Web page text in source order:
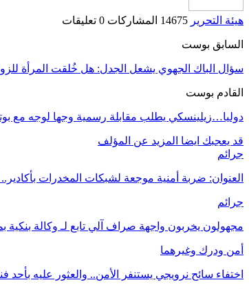
هيئة التحرير 14675 المشاركات 0 تعليقات
السابق بوست
سؤال الباك الجهوي يشعل الجدل: هل خُلقت المرأة
القادم بوست
دوليا…زيلينسكي يطلب مقابلة رسمية وجها لوجه مع
قد يعجبك ايضا المزيد عن المؤلف
جرائم
العنوان: ضربة أمنية موجعة لشبكات المخدرات بأكادير.. إحباط
جرائم
مجهولون يخربون واجهة صراف آلي تابع لـ وكالة
أمن ودرك وغيرهما
اختفاء سائح نرويجي يستنفر الأمن.. والعثور عليه بأحد